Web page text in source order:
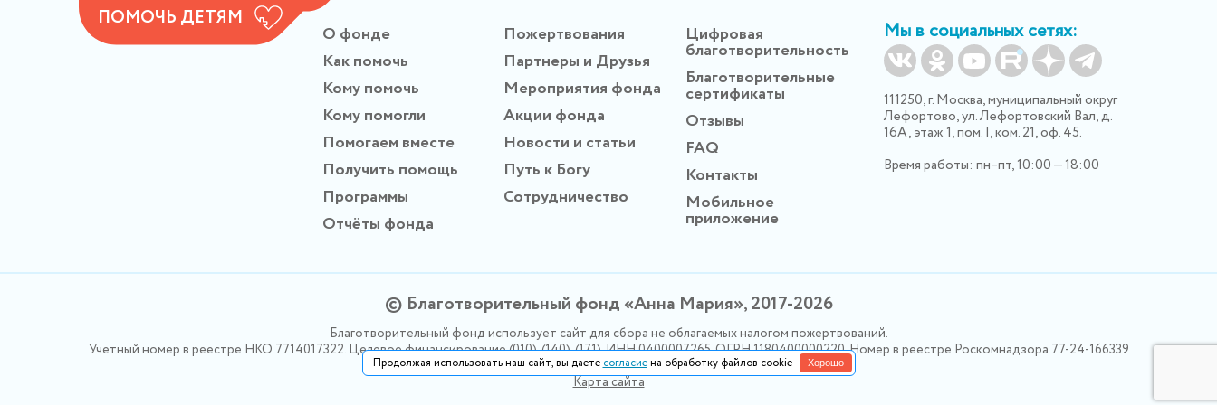
ПОМОЧЬ ДЕТЯМ
О фонде
Как помочь
Кому помочь
Кому помогли
Помогаем вместе
Получить помощь
Программы
Отчёты фонда
Пожертвования
Партнеры и Друзья
Мероприятия фонда
Акции фонда
Новости и статьи
Путь к Богу
Сотрудничество
Цифровая
благотворительность
Благотворительные
сертификаты
Отзывы
FAQ
Контакты
Мобильное
приложение
Мы в социальных сетях:
111250, г. Москва, муниципальный округ
Лефортово, ул. Лефортовский Вал, д.
16А, этаж 1, пом. I, ком. 21, оф. 45.
Время работы: пн–пт, 10:00 — 18:00
© Благотворительный фонд «Анна Мария», 2017-2026
Благотворительный фонд использует сайт для сбора не облагаемых налогом пожертвований.
Учетный номер в реестре НКО 7714017322. Целевое финансирование (010), (140), (171). ИНН 0400007265, ОГРН 1180400000220. Номер в реестре Роскомнадзора 77-24-166339
Политика конфидециальности
Карта сайта
Продолжая использовать наш сайт, вы даете согласиена обработку файлов cookie Хорошо